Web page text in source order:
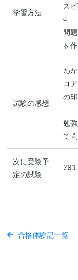
学習方法
ス
↓
問
試験の感想
わ
コ
の印
勉
次に受験予
定の試験
201
合格体験記一覧